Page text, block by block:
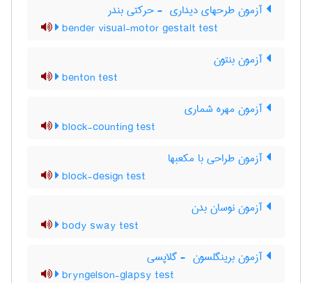
آزمون طرحهای دیداری ‎ - حرکتی بندر
bender visual-motor gestalt test
آزمون بنتون
benton test
آزمون مهره شماری
block-counting test
آزمون طراحی با مکعبها
block-design test
آزمون نوسان بدن
body sway test
آزمون برینگلسون ‎ - گلاپسی
bryngelson-glapsy test